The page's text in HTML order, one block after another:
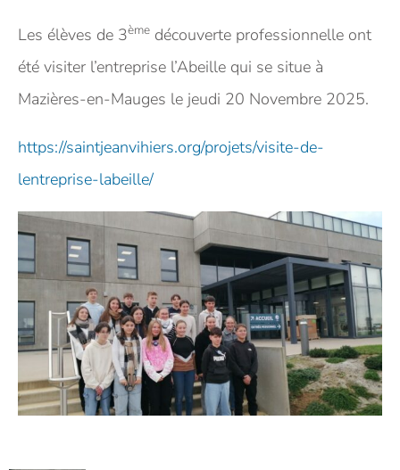
Les élèves de 3ème découverte professionnelle ont
été visiter l’entreprise l’Abeille qui se situe à
Mazières-en-Mauges le jeudi 20 Novembre 2025.
https://saintjeanvihiers.org/projets/visite-de-
lentreprise-labeille/